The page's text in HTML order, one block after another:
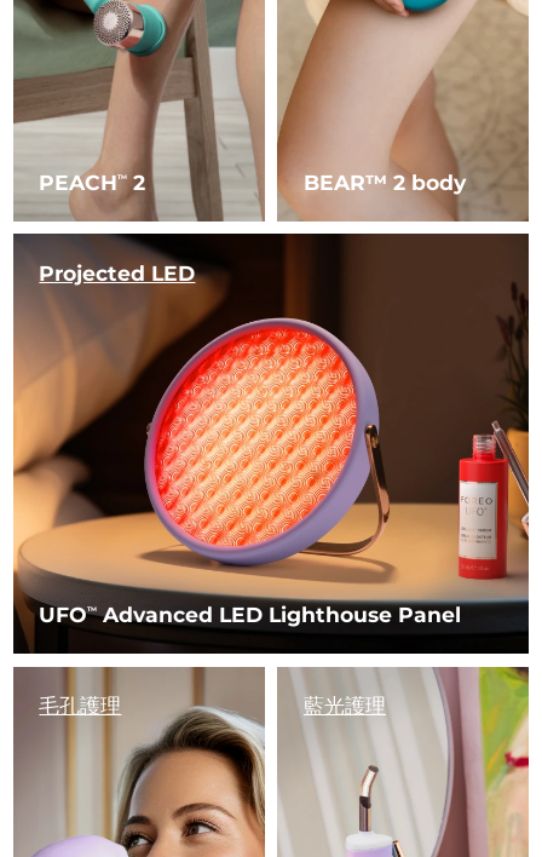
PEACHTM 2 BEAR™ 2 body
UFOTMAdvanced LED Lighthouse Panel
Projected LED
毛孔護理 藍光護理